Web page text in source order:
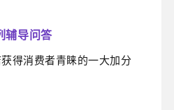
辅导问答
得消费者青睐的一大加分